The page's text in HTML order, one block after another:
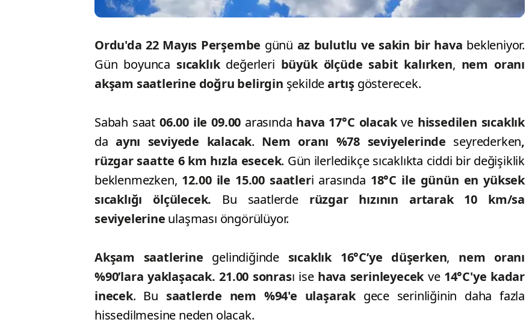
Ordu'da 22 Mayıs Perşembe günü az bulutlu ve sakin bir hava bekleniyor.
Gün boyunca sıcaklık değerleri büyük ölçüde sabit kalırken, nem oranı
akşam saatlerine doğru belirgin şekildeartış gösterecek.
Sabah saat 06.00 ile 09.00 arasında hava 17°C olacakve hissedilen sıcaklık
daaynı seviyede kalacak. Nem oranı %78 seviyelerinde seyrederken,
rüzgar saatte 6 km hızla esecek. Gün ilerledikçe sıcaklıkta ciddi bir değişiklik
beklenmezken, 12.00 ile 15.00 saatleri arasında 18°C ile günün en yüksek
sıcaklığı ölçülecek. Bu saatlerde rüzgar hızının artarak 10 km/sa
seviyelerine ulaşması öngörülüyor.
Akşam saatlerine gelindiğinde sıcaklık 16°C’ye düşerken, nem oranı
%90’lara yaklaşacak. 21.00 sonrası ise hava serinleyecek ve14°C'ye kadar
inecek. Bu saatlerde nem %94'e ulaşarak gece serinliğinin daha fazla
hissedilmesine neden olacak.